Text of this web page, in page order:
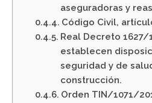
aseguradoras y
Código Civil,
Real Decreto 1627/
establecen
seguridad y de
construcción.
Orden TIN/1071/